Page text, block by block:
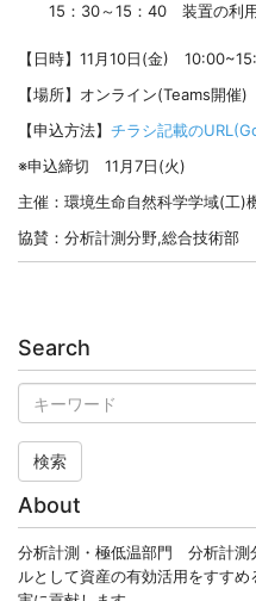
15：30～15：40 装置の利用
【日時】11月10日(金)
【場所】オンライン(Teams開催)
【申込方法】 チラシ記載の
※申込締切 11月7日(火)
主催：環境生命自然科学学域(工)
協賛：分析計測分野,総合技術部
Search
検索
About
分析計測・極低温部門 分析計測
ルとして資産の有効活用をすす